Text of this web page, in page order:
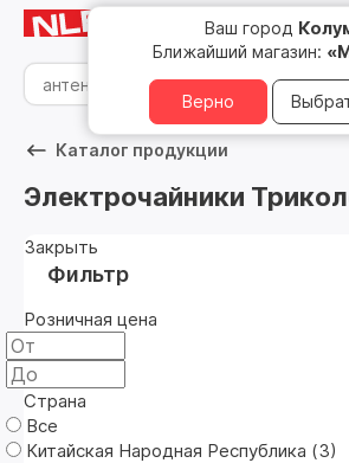
Мурманск
Ваш город
Ближайший магазин:
Верно
Каталог продукции
Электрочайники
Закрыть
Фильтр
Розничная цена
Страна
Все
Китайская Народная Республика (3)